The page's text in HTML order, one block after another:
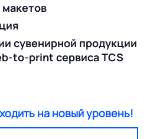
сувенирной продукции
to-print сервиса TCS
на новый уровень!